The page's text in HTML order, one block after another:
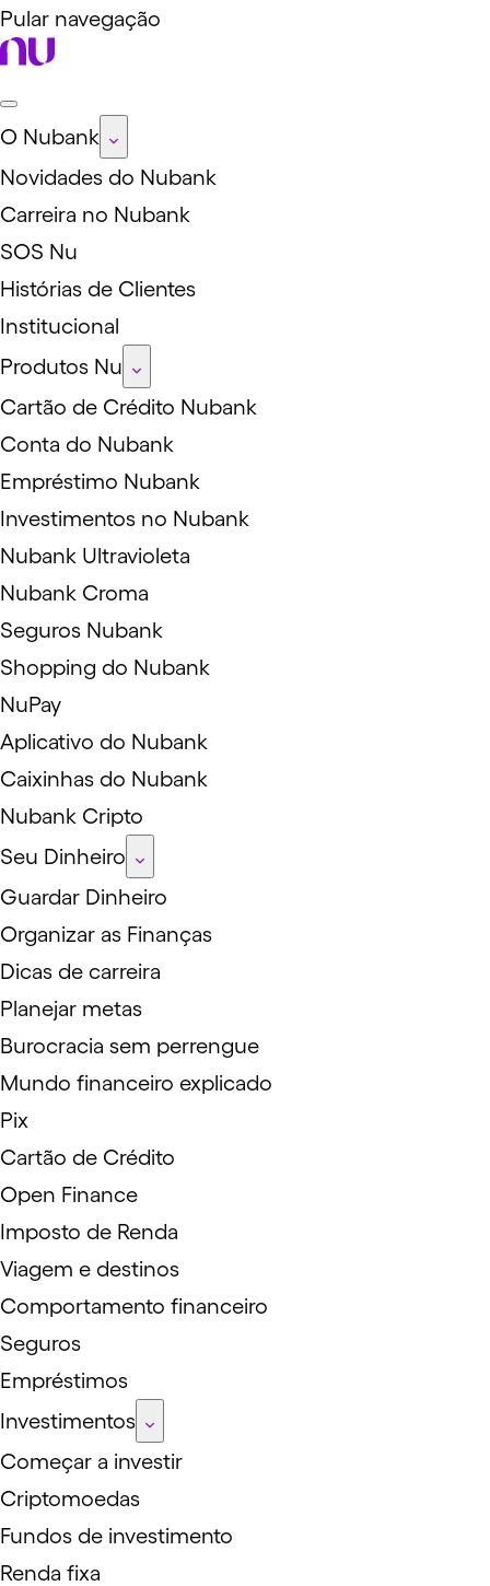
Pular navegação
O Nubank
Novidades do Nubank
Carreira no Nubank
SOS Nu
Histórias de Clientes
Institucional
Produtos Nu
Cartão de Crédito Nubank
Conta do Nubank
Empréstimo Nubank
Investimentos no Nubank
Nubank Ultravioleta
Nubank Croma
Seguros Nubank
Shopping do Nubank
NuPay
Aplicativo do Nubank
Caixinhas do Nubank
Nubank Cripto
Seu Dinheiro
Guardar Dinheiro
Organizar as Finanças
Dicas de carreira
Planejar metas
Burocracia sem perrengue
Mundo financeiro explicado
Pix
Cartão de Crédito
Open Finance
Imposto de Renda
Viagem e destinos
Comportamento financeiro
Seguros
Empréstimos
Investimentos
Começar a investir
Criptomoedas
Fundos de investimento
Renda fixa